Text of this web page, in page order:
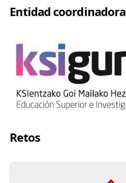
Entidad coordinadora
Retos